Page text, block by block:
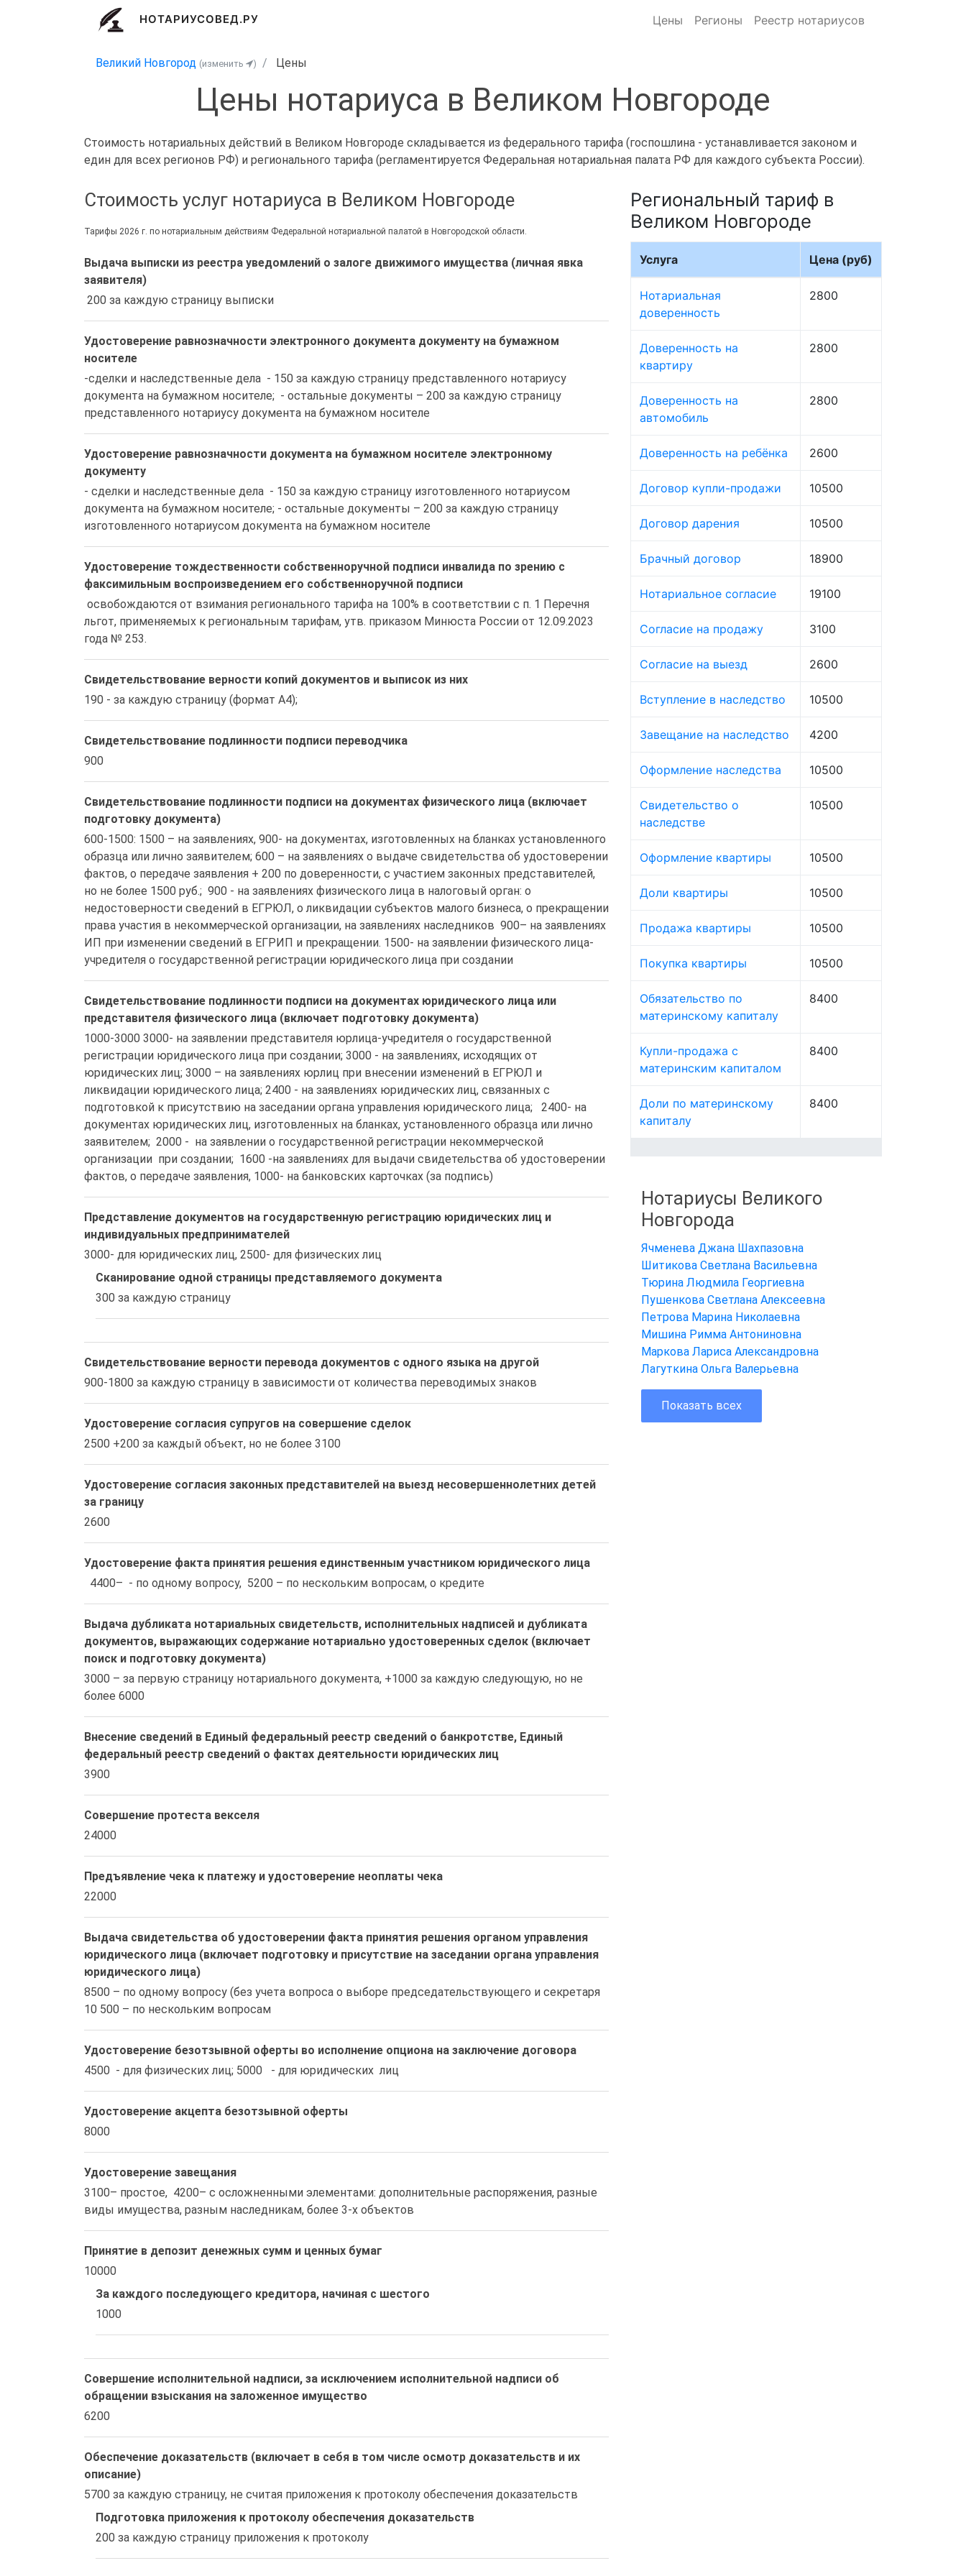
НОТАРИУСОВЕД.РУ Цены Регионы Реестр нотариусов
Великий Новгород (изменить ) Цены
Цены нотариуса в Великом Новгороде
Стоимость нотариальных действий в Великом Новгороде складывается из федерального тарифа (госпошлина - устанавливается законом и
един для всех регионов РФ) и регионального тарифа (регламентируется Федеральная нотариальная палата РФ для каждого субъекта России).
Стоимость услуг нотариуса в Великом Новгороде
Тарифы 2026 г. по нотариальным действиям Федеральной нотариальной палатой в Новгородской области.
Выдача выписки из реестра уведомлений о залоге движимого имущества (личная явка
заявителя)
200 за каждую страницу выписки
Удостоверение равнозначности электронного документа документу на бумажном
носителе
-сделки и наследственные дела  - 150 за каждую страницу представленного нотариусу
документа на бумажном носителе;  - остальные документы – 200 за каждую страницу
представленного нотариусу документа на бумажном носителе
Удостоверение равнозначности документа на бумажном носителе электронному
документу
- сделки и наследственные дела  - 150 за каждую страницу изготовленного нотариусом
документа на бумажном носителе; - остальные документы – 200 за каждую страницу
изготовленного нотариусом документа на бумажном носителе
Удостоверение тождественности собственноручной подписи инвалида по зрению с
факсимильным воспроизведением его собственноручной подписи
льгот, применяемых к региональным тарифам, утв. приказом Минюста России от 12.09.2023
года № 253.
Свидетельствование верности копий документов и выписок из них
190 - за каждую страницу (формат А4);
Свидетельствование подлинности подписи переводчика
900
Свидетельствование подлинности подписи на документах физического лица (включает
подготовку документа)
600-1500: 1500 – на заявлениях, 900- на документах, изготовленных на бланках установленного
образца или лично заявителем; 600 – на заявлениях о выдаче свидетельства об удостоверении
фактов, о передаче заявления + 200 по доверенности, с участием законных представителей,
но не более 1500 руб.;  900 - на заявлениях физического лица в налоговый орган: о
недостоверности сведений в ЕГРЮЛ, о ликвидации субъектов малого бизнеса, о прекращении
права участия в некоммерческой организации, на заявлениях наследников  900– на заявлениях
ИП при изменении сведений в ЕГРИП и прекращении. 1500- на заявлении физического лица-
учредителя о государственной регистрации юридического лица при создании
Свидетельствование подлинности подписи на документах юридического лица или
представителя физического лица (включает подготовку документа)
1000-3000 3000- на заявлении представителя юрлица-учредителя о государственной
регистрации юридического лица при создании; 3000 - на заявлениях, исходящих от
юридических лиц; 3000 – на заявлениях юрлиц при внесении изменений в ЕГРЮЛ и
ликвидации юридического лица; 2400 - на заявлениях юридических лиц, связанных с
подготовкой к присутствию на заседании органа управления юридического лица;   2400- на
документах юридических лиц, изготовленных на бланках, установленного образца или лично
заявителем;  2000 -  на заявлении о государственной регистрации некоммерческой
организации  при создании;  1600 -на заявлениях для выдачи свидетельства об удостоверении
фактов, о передаче заявления, 1000- на банковских карточках (за подпись)
Представление документов на государственную регистрацию юридических лиц и
индивидуальных предпринимателей
3000- для юридических лиц, 2500- для физических лиц
Сканирование одной страницы представляемого документа
300 за каждую страницу
Свидетельствование верности перевода документов с одного языка на другой
900-1800 за каждую страницу в зависимости от количества переводимых знаков
Удостоверение согласия супругов на совершение сделок
2500 +200 за каждый объект, но не более 3100
Удостоверение согласия законных представителей на выезд несовершеннолетних детей
за границу
2600
Удостоверение факта принятия решения единственным участником юридического лица
  4400–  - по одному вопросу,  5200 – по нескольким вопросам, о кредите
Выдача дубликата нотариальных свидетельств, исполнительных надписей и дубликата
документов, выражающих содержание нотариально удостоверенных сделок (включает
поиск и подготовку документа)
3000 – за первую страницу нотариального документа, +1000 за каждую следующую, но не
более 6000
Внесение сведений в Единый федеральный реестр сведений о банкротстве, Единый
федеральный реестр сведений о фактах деятельности юридических лиц
3900
Совершение протеста векселя
24000
Предъявление чека к платежу и удостоверение неоплаты чека
22000
Выдача свидетельства об удостоверении факта принятия решения органом управления
юридического лица (включает подготовку и присутствие на заседании органа управления
юридического лица)
8500 – по одному вопросу (без учета вопроса о выборе председательствующего и секретаря
10 500 – по нескольким вопросам
Удостоверение безотзывной оферты во исполнение опциона на заключение договора
4500  - для физических лиц; 5000   - для юридических  лиц
Удостоверение акцепта безотзывной оферты
8000
Удостоверение завещания
3100– простое,  4200– с осложненными элементами: дополнительные распоряжения, разные
виды имущества, разным наследникам, более 3-х объектов
Принятие в депозит денежных сумм и ценных бумаг
10000
За каждого последующего кредитора, начиная с шестого
1000
Совершение исполнительной надписи, за исключением исполнительной надписи об
обращении взыскания на заложенное имущество
6200
Обеспечение доказательств (включает в себя в том числе осмотр доказательств и их
описание)
5700 за каждую страницу, не считая приложения к протоколу обеспечения доказательств
Подготовка приложения к протоколу обеспечения доказательств
200 за каждую страницу приложения к протоколу
Региональный тариф в
Великом Новгороде
Услуга Цена (руб)
Нотариальная
доверенность
2800
Доверенность на
квартиру
2800
Доверенность на
автомобиль
2800
Доверенность на ребёнка 2600
Договор купли-продажи 10500
Договор дарения 10500
Брачный договор 18900
Нотариальное согласие 19100
Согласие на продажу 3100
Согласие на выезд 2600
Вступление в наследство 10500
Завещание на наследство 4200
Оформление наследства 10500
Свидетельство о
наследстве
10500
Оформление квартиры 10500
Доли квартиры 10500
Продажа квартиры 10500
Покупка квартиры 10500
Обязательство по
материнскому капиталу
8400
Купли-продажа с
материнским капиталом
8400
Доли по материнскому
капиталу
8400
Нотариусы Великого
Новгорода
Ячменева Джана Шахпазовна
Шитикова Светлана Васильевна
Тюрина Людмила Георгиевна
Пушенкова Светлана Алексеевна
Петрова Марина Николаевна
Мишина Римма Антониновна
Маркова Лариса Александровна
Лагуткина Ольга Валерьевна
Показать всех